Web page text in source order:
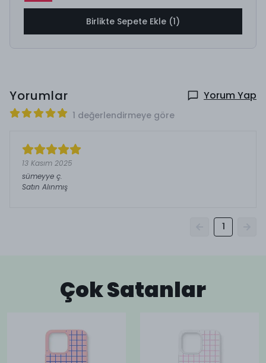
Birlikte Sepete Ekle (1)
Yorumlar Yorum Yap
1 değerlendirmeye göre
13 Kasım 2025
sümeyye ç.
Satın Alınmış
1
Çok Satanlar